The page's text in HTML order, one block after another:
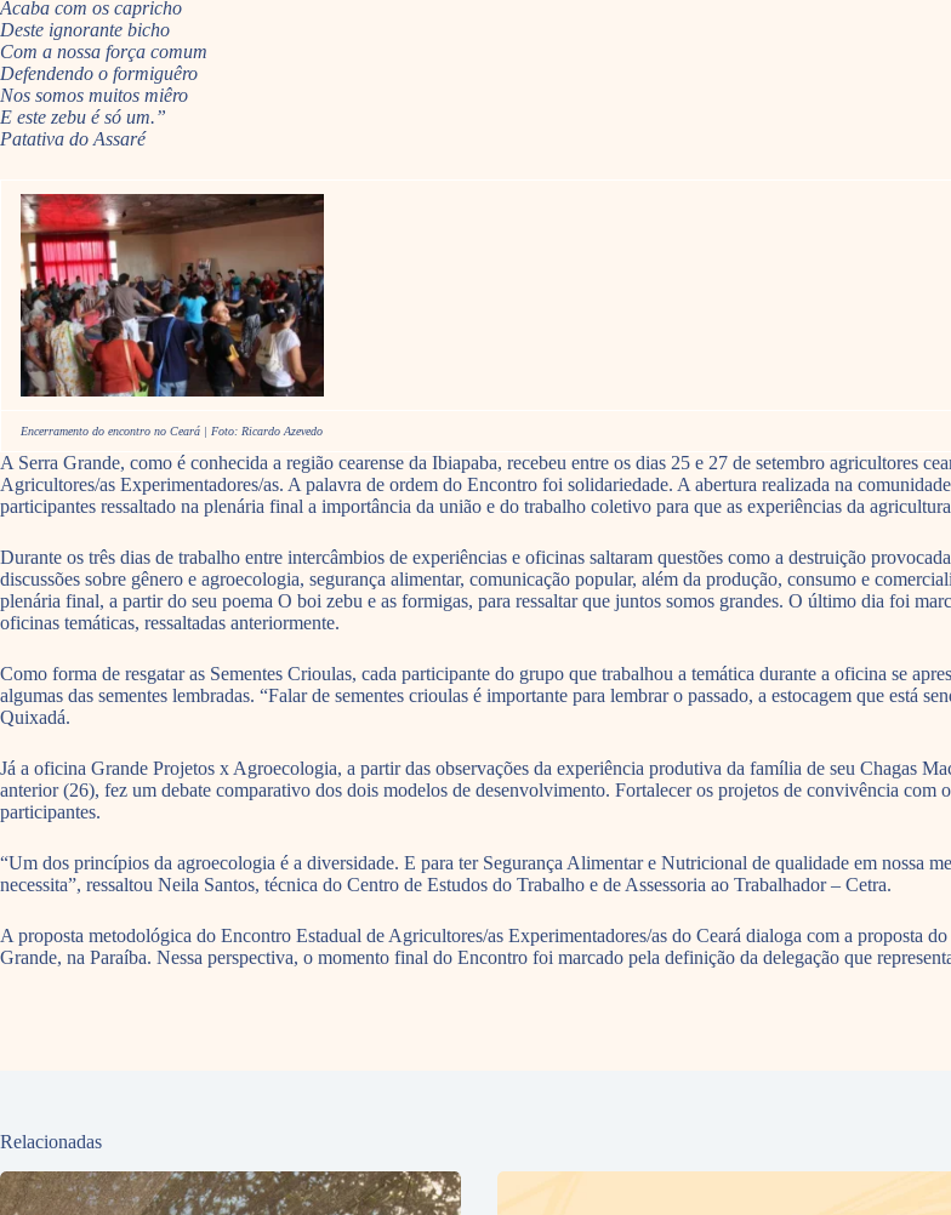
Acaba com os capricho
Deste ignorante bicho
Com a nossa força comum
Defendendo o formiguêro
Nos somos muitos miêro
E este zebu é só um.”
Patativa do Assaré
Encerramento do encontro no Ceará | Foto: Ricardo Azevedo
A Serra Grande, como é conhecida a região cearense da Ibiapaba, recebeu entre os dias 25 e 27 de setembro agricultores
Agricultores/as Experimentadores/as. A palavra de ordem do Encontro foi solidariedade. A abertura realizada na
participantes ressaltado na plenária final a importância da união e do trabalho coletivo para que as experiências da
Durante os três dias de trabalho entre intercâmbios de experiências e oficinas saltaram questões como a destruição
discussões sobre gênero e agroecologia, segurança alimentar, comunicação popular, além da produção, consumo e
plenária final, a partir do seu poema O boi zebu e as formigas, para ressaltar que juntos somos grandes. O último dia foi
oficinas temáticas, ressaltadas anteriormente.
Como forma de resgatar as Sementes Crioulas, cada participante do grupo que trabalhou a temática durante a oficina se
algumas das sementes lembradas. “Falar de sementes crioulas é importante para lembrar o passado, a estocagem que está
Quixadá.
Já a oficina Grande Projetos x Agroecologia, a partir das observações da experiência produtiva da família de seu Chagas
anterior (26), fez um debate comparativo dos dois modelos de desenvolvimento. Fortalecer os projetos de convivência com
participantes.
“Um dos princípios da agroecologia é a diversidade. E para ter Segurança Alimentar e Nutricional de qualidade em nossa
necessita”, ressaltou Neila Santos, técnica do Centro de Estudos do Trabalho e de Assessoria ao Trabalhador – Cetra.
A proposta metodológica do Encontro Estadual de Agricultores/as Experimentadores/as do Ceará dialoga com a proposta
Grande, na Paraíba. Nessa perspectiva, o momento final do Encontro foi marcado pela definição da delegação que
Relacionadas